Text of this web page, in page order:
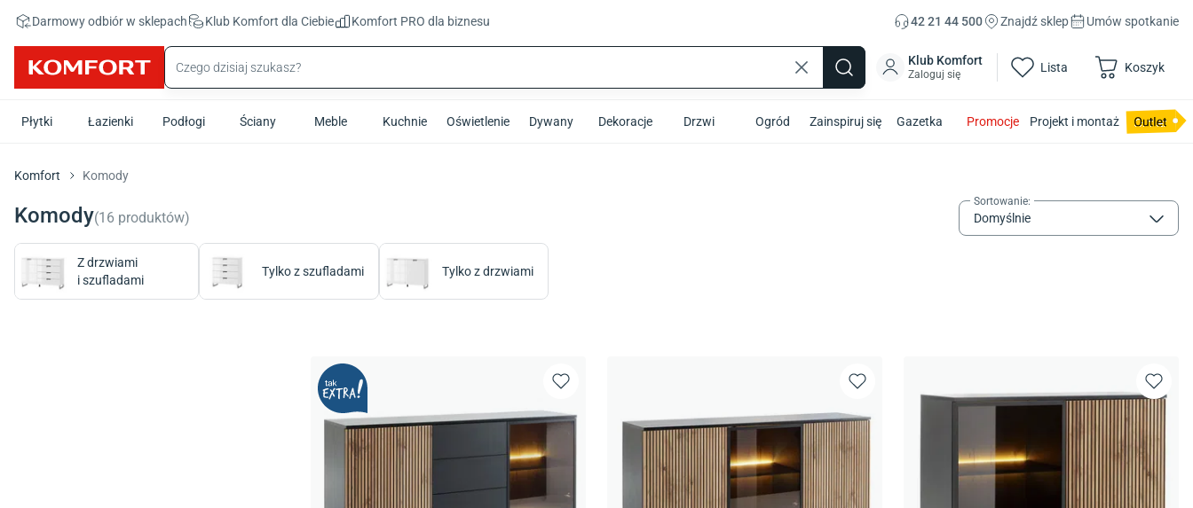
Darmowy odbiór w sklepach Klub Komfort dla Ciebie Komfort PRO dla biznesu 42 21 44 500 Znajdź sklep Umów spotkanie
Klub Komfort
Zaloguj się Lista Koszyk
Płytki Łazienki Podłogi Ściany Meble Kuchnie Oświetlenie Dywany Dekoracje Drzwi Ogród Zainspiruj się Gazetka Promocje Projekt i montaż
Komfort Komody
Komody(16 produktów)
Sortowanie:
Domyślnie
Z drzwiami
i szufladami
Tylko z szufladami Tylko z drzwiami